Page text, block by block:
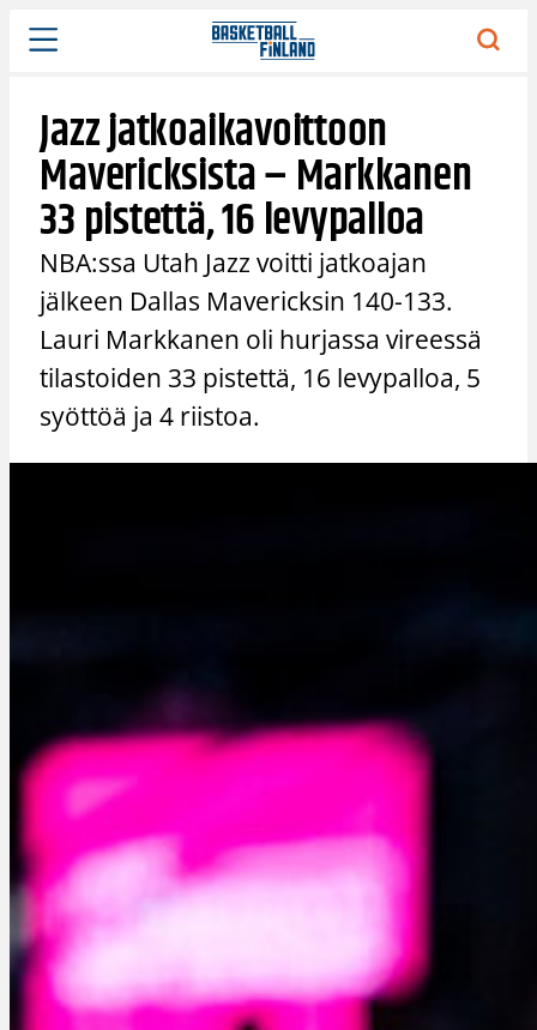
Siirry
sisältöön
Jazz jatkoaikavoittoon
Mavericksista – Markkanen
33 pistettä, 16 levypalloa
NBA:ssa Utah Jazz voitti jatkoajan
jälkeen Dallas Mavericksin 140-133.
Lauri Markkanen oli hurjassa vireessä
tilastoiden 33 pistettä, 16 levypalloa, 5
syöttöä ja 4 riistoa.